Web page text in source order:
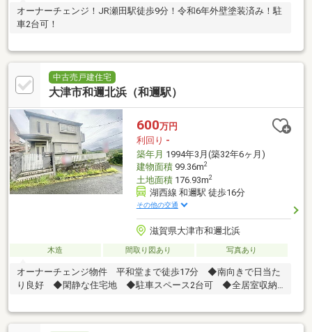
オーナーチェンジ！JR瀬田駅徒歩9分！令和6年外壁塗装済み！駐
車2台可！
中古売戸建住宅
大津市和邇北浜（和邇駅）
600万円
利回り -
築年月 1994年3月(築32年6ヶ月)
建物面積99.36m2
土地面積176.93m2
湖西線 和邇駅 徒歩16分
その他の交通
滋賀県大津市和邇北浜
木造 間取り図あり 写真あり
オーナーチェンジ物件 平和堂まで徒歩17分 ◆南向きで日当た
り良好 ◆閑静な住宅地 ◆駐車スペース2台可 ◆全居室収納